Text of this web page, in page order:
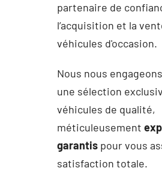
partenaire de
l’acquisition et la
véhicules d'occasion.
Nous nous
une sélection
véhicules de qualité,
méticuleusement
garantis pour vous
satisfaction totale.